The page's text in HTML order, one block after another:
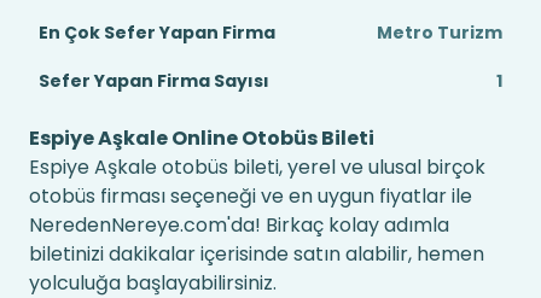
En Çok Sefer Yapan Firma
Metro Turizm
Sefer Yapan Firma Sayısı
1
Espiye Aşkale Online Otobüs Bileti
Espiye Aşkale otobüs bileti, yerel ve ulusal birçok
otobüs firması seçeneği ve en uygun fiyatlar ile
NeredenNereye.com'da! Birkaç kolay adımla
biletinizi dakikalar içerisinde satın alabilir, hemen
yolculuğa başlayabilirsiniz.